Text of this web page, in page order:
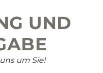
UND
um Sie!